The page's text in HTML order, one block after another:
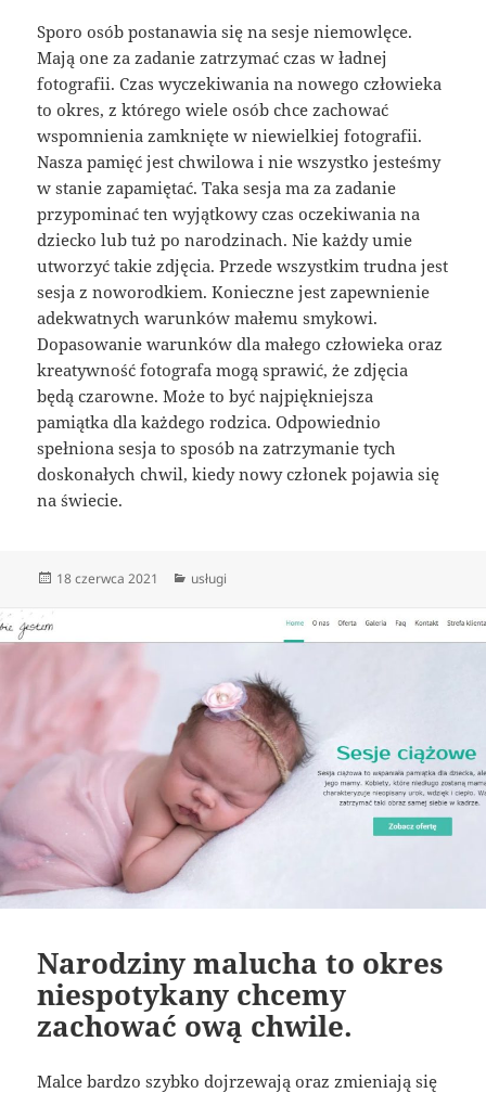
Sporo osób postanawia się na sesje niemowlęce.
Mają one za zadanie zatrzymać czas w ładnej
fotografii. Czas wyczekiwania na nowego człowieka
to okres, z którego wiele osób chce zachować
wspomnienia zamknięte w niewielkiej fotografii.
Nasza pamięć jest chwilowa i nie wszystko jesteśmy
w stanie zapamiętać. Taka sesja ma za zadanie
przypominać ten wyjątkowy czas oczekiwania na
dziecko lub tuż po narodzinach. Nie każdy umie
utworzyć takie zdjęcia. Przede wszystkim trudna jest
sesja z noworodkiem. Konieczne jest zapewnienie
adekwatnych warunków małemu smykowi.
Dopasowanie warunków dla małego człowieka oraz
kreatywność fotografa mogą sprawić, że zdjęcia
będą czarowne. Może to być najpiękniejsza
pamiątka dla każdego rodzica. Odpowiednio
spełniona sesja to sposób na zatrzymanie tych
doskonałych chwil, kiedy nowy członek pojawia się
na świecie.
Data
18 czerwca 2021 Kategorie
usługi
Narodziny malucha to okres
niespotykany chcemy
zachować ową chwile.
Malce bardzo szybko dojrzewają oraz zmieniają się